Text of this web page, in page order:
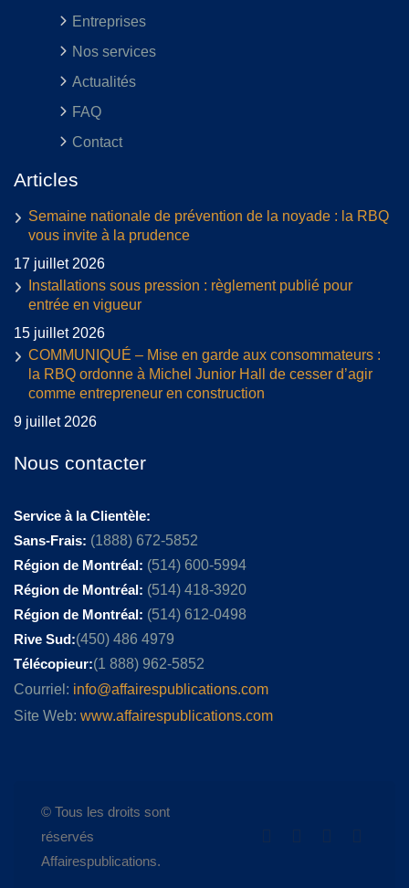
Entreprises
Nos services
Actualités
FAQ
Contact
Articles
Semaine nationale de prévention de la noyade : la RBQ
vous invite à la prudence
17 juillet 2026
Installations sous pression : règlement publié pour
entrée en vigueur
15 juillet 2026
COMMUNIQUÉ – Mise en garde aux consommateurs :
la RBQ ordonne à Michel Junior Hall de cesser d’agir
comme entrepreneur en construction
9 juillet 2026
Nous contacter
Service à la Clientèle:
Sans-Frais: (1888) 672-5852
Région de Montréal: (514) 600-5994
Région de Montréal: (514) 418-3920
Région de Montréal: (514) 612-0498
Rive Sud:(450) 486 4979
Télécopieur:(1 888) 962-5852
Courriel: info@affairespublications.com
Site Web: www.affairespublications.com
© Tous les droits sont
réservés
Affairespublications.